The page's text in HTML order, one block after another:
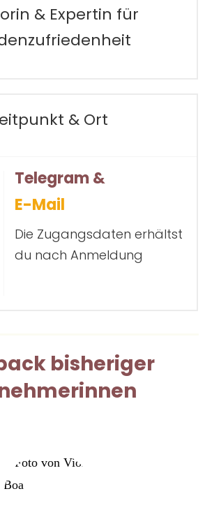
& Expertin für
& Ort
Telegram &
E-Mail
Die Zugangsdaten erhältst
du nach Anmeldung
bisheriger